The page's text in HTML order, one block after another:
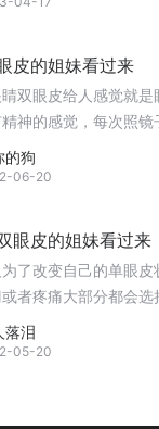
皮的姐妹看过来
双眼皮给人感觉就
精神的感觉，每次照
己啦。
的狗
06-20
眼皮的姐妹看过来
了改变自己的单眼
者疼痛大部分都会
落泪
05-20